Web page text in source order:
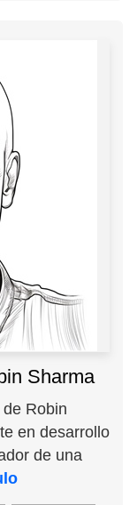
Sharma
Robin
en desarrollo
de una